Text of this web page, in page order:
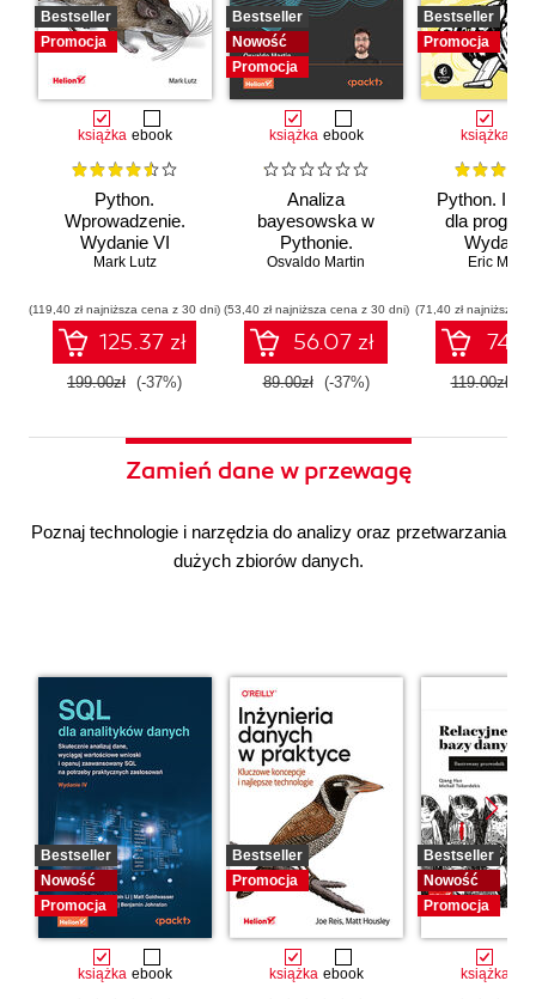
Bestseller
Promocja
książka ebook
Python.
Wprowadzenie.
Wydanie VI
Mark Lutz
(119,40 zł najniższa cena z 30 dni)
125.37 zł
199.00zł (-37%)
Bestseller
Nowość
Promocja
książka ebook
Analiza
bayesowska w
Pythonie.
Praktyczny
modelowaniu
probabilistycznym.
Wydanie III
Osvaldo Martin
(53,40 zł najniższa cena z 30 dni)
56.07 zł
89.00zł (-37%)
Bestseller
Promocja
książka
Python.
dla
Wydanie
Eric
(71,40 zł najniższa
119.00zł
Zamień dane w przewagę
Poznaj technologie i narzędzia do analizy oraz przetwarzania
dużych zbiorów danych.
Bestseller
Nowość
Promocja
książka ebook
Bestseller
Promocja
książka ebook
Bestseller
Nowość
Promocja
książka